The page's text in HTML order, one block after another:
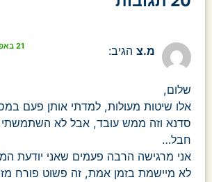
מ.צ הגיב: 21 באפריל 2013 בשעה 16:06
שלום,
אלו שיטות מעולות, למדתי אותן פעם
סדנא וזה ממש עובד, אבל לא השתמשתי
חבל…
אני מרגישה הרבה פעמים שאני יודעת
לא מיישמת בזמן אמת, זה פשוט פורח